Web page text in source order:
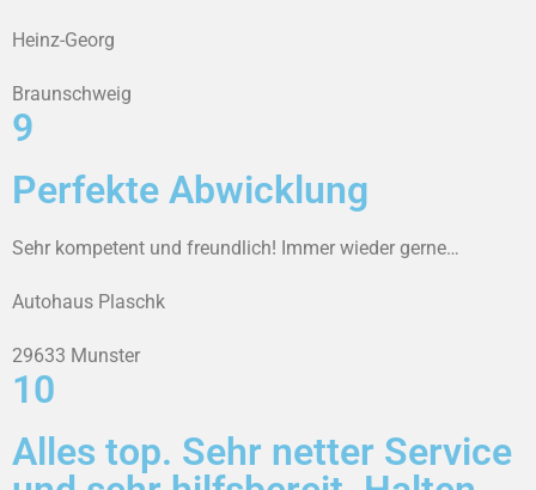
Heinz-Georg
Braunschweig
9
Perfekte Abwicklung
Sehr kompetent und freundlich! Immer wieder gerne…
Autohaus Plaschk
29633 Munster
10
Alles top. Sehr netter Service